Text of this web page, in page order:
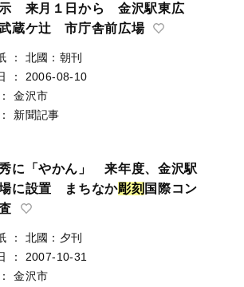
来月１日から 金沢駅東広
蔵ケ辻 市庁舎前広場
：
北國：朝刊
：
2006-08-10
：
金沢市
： 新聞記事
に「やかん」 来年度、金沢駅
に設置 まちなか彫刻 国際コン
：
北國：夕刊
：
2007-10-31
：
金沢市